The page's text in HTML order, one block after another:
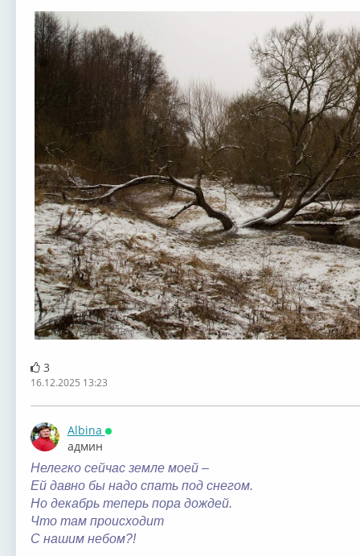
3
16.12.2025 13:23
Albina
Онлайн
админ
Нелегко сейчас земле моей –
Ей давно бы надо спать под снегом.
Но декабрь теперь пора дождей.
Что там происходит
С нашим небом?!